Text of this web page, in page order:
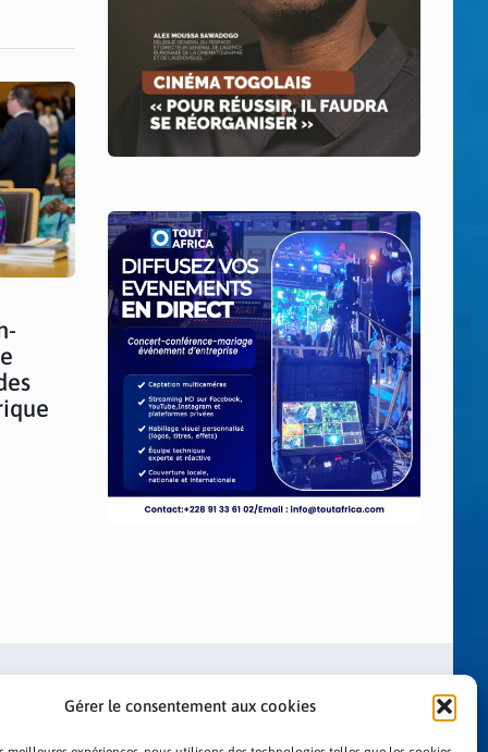
Gérer le consentement aux cookies